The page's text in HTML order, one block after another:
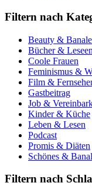
Filtern nach
Beauty &
Bücher &
Coole Frauen
Feminismus &
Film &
Gastbeitrag
Job &
Kinder & Küche
Leben & Lesen
Podcast
Promis & Diäten
Schönes &
Filtern nach